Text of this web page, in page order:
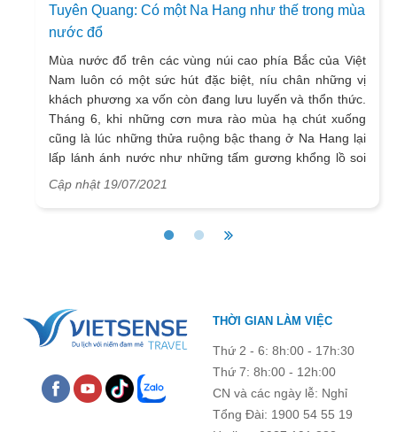
Tuyên Quang: Có một Na Hang như thế trong mùa
nước đổ
Mùa nước đổ trên các vùng núi cao phía Bắc của Việt
Nam luôn có một sức hút đặc biệt, níu chân những vị
khách phương xa vốn còn đang lưu luyến và thổn thức.
Tháng 6, khi những cơn mưa rào mùa hạ chút xuống
cũng là lúc những thửa ruộng bậc thang ở Na Hang lại
lấp lánh ánh nước như những tấm gương khổng lồ soi
chiếu dáng trời, dáng núi, tạo nên vẻ đẹp vô cùng quyến
Cập nhật 19/07/2021
THỜI GIAN LÀM VIỆC
Thứ 2 - 6: 8h:00 - 17h:30
Thứ 7: 8h:00 - 12h:00
CN và các ngày lễ: Nghỉ
Tổng Đài: 1900 54 55 19